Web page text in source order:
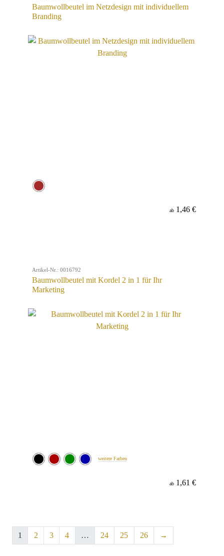
Baumwollbeutel im Netzdesign mit individuellem
Branding
ab 1,46 €
Artikel-Nr.: 0016792
Baumwollbeutel mit Kordel 2 in 1 für Ihr
Marketing
weitere Farben
ab 1,61 €
1 2 3 4 … 24 25 26 →